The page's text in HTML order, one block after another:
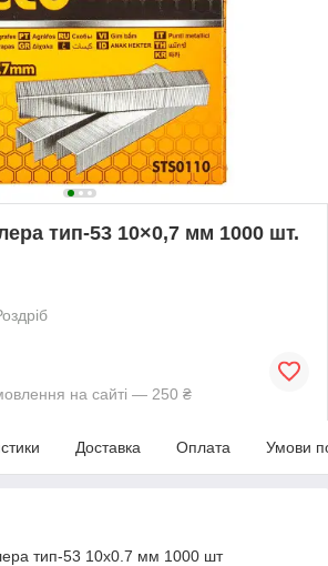
тип-53 10×0,7 мм 1000 шт.
на сайті — 250 ₴
Доставка Оплата Умови
тип-53 10х0.7 мм 1000 шт